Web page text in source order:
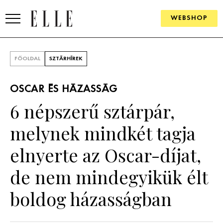
WEBSHOP
SZÉPSÉG
PSZICHÉ
ÉLETMÓD
FŐOLDAL SZTÁRHÍREK
OSCAR ÉS HÁZASSÁG
6 népszerű sztárpár,
melynek mindkét tagja
elnyerte az Oscar-díjat,
de nem mindegyikük élt
boldog házasságban